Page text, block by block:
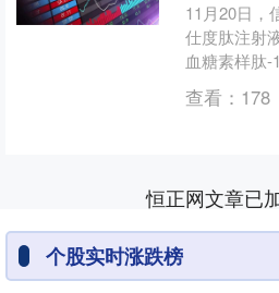
11月20日，
仕度肽注射
血糖素样肽-
发代号：
查看： 178
恒正网文章已
个股实时涨跌榜